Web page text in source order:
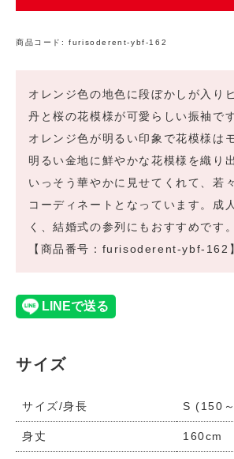
商品コード:furisoderent-ybf-162
オレンジ色の地色に段ぼかしが入り
丹と桜の花模様が可愛らしい振袖です
オレンジ色が明るい印象で花模様は
明るい金地に鮮やかな花模様を織り
いっそう華やかに見せてくれて、若
コーディネートとなっています。成
く、結婚式の参列にもおすすめです。
【商品番号：furisoderent-ybf-162
サイズ
サイズ/身長 S (150
身丈 160cm